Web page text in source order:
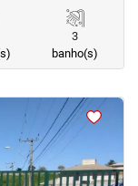
3
banho(s)